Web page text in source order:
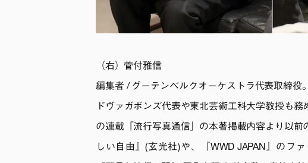
（右）菅付雅信
編集者 / グーテンベルクオーケストラ代表取締役
ドヴァガボンズ代表や東北芸術工科大学教授も務
の連載「流行写真通信」の本著掲載内容より以前
しい自由』(玄光社)や、『WWD JAPAN』のフ